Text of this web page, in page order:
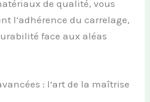
de qualité, vous
l’adhérence du carrelage,
face aux aléas
: l’art de la maîtrise